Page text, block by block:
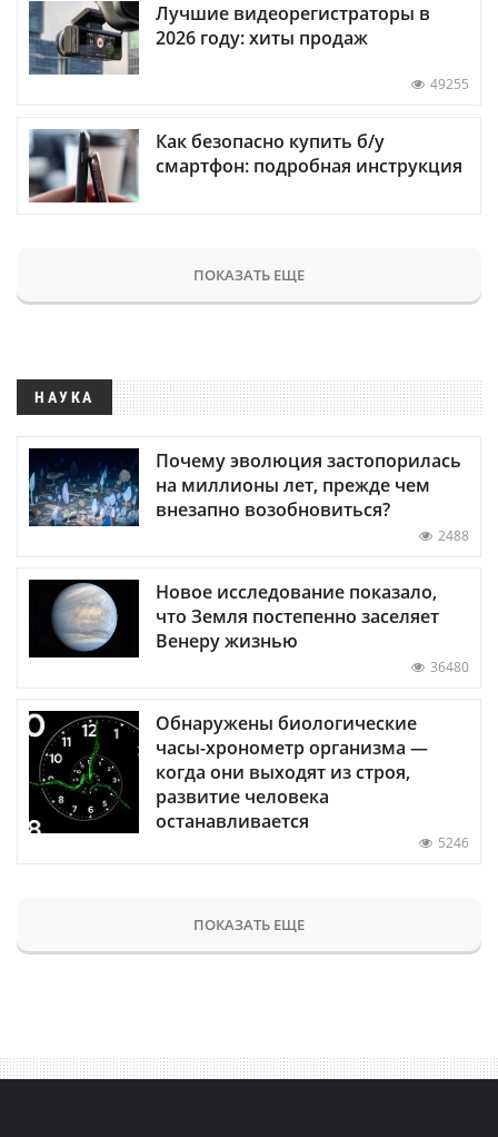
Лучшие видеорегистраторы в
2026 году: хиты продаж
49255
Как безопасно купить б/у
смартфон: подробная инструкция
ПОКАЗАТЬ ЕЩЕ
НАУКА
Почему эволюция застопорилась
на миллионы лет, прежде чем
внезапно возобновиться?
2488
Новое исследование показало,
что Земля постепенно заселяет
Венеру жизнью
36480
Обнаружены биологические
часы-хронометр организма —
когда они выходят из строя,
развитие человека
останавливается
5246
ПОКАЗАТЬ ЕЩЕ